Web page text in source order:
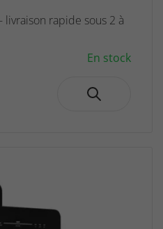
rapide sous 2 à
En stock